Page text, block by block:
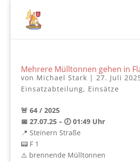
Mehrere Mülltonnen gehen in
von Michael Stark | 27. Juli
Einsatzabteilung, Einsätze
🚨 64 / 2025
📅 27.07.25 – 🕖 01:49 Uhr
📍 Steinern Straße
📟 F 1
⚠️ brennende Mülltonnen